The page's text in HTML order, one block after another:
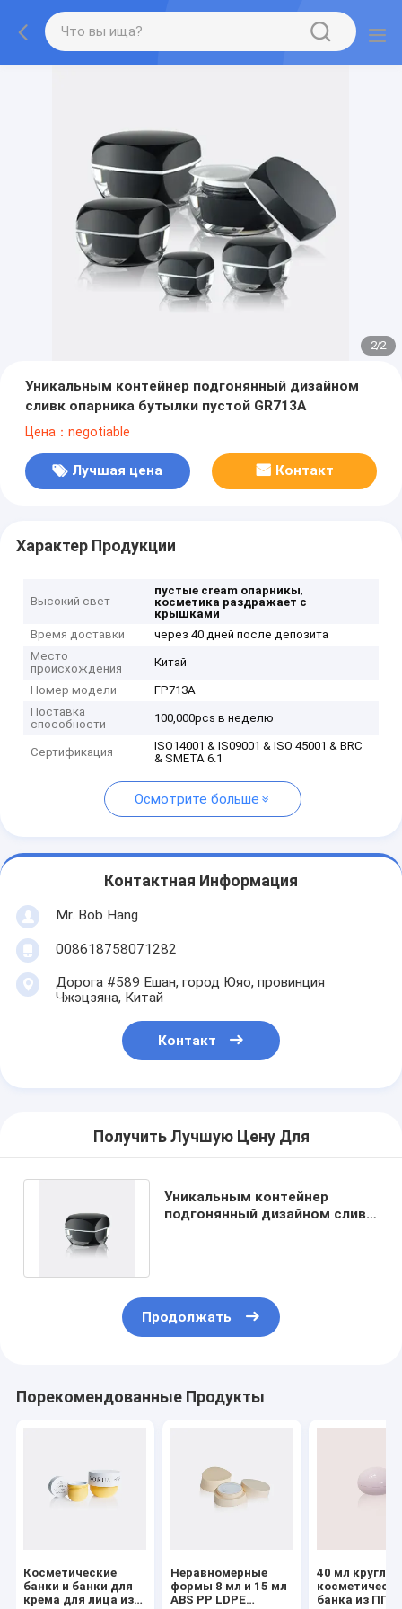
2/2
Уникальным контейнер подгонянный дизайном
сливк опарника бутылки пустой GR713A
Цена：negotiable
Лучшая цена Контакт
Характер Продукции
Высокий свет
пустые cream опарникы,
косметика раздражает с
крышками
Время доставки
через 40 дней после депозита
Место
происхождения
Китай
Номер модели
ГР713А
Поставка
способности
100,000pcs в неделю
Сертификация
ISO14001 & IS09001 & ISO 45001 & BRC
& SMETA 6.1
Осмотрите больше
Контактная Информация
Mr. Bob Hang
008618758071282
Дорога #589 Ешан, город Юяо, провинция
Чжэцзяна, Китай
Контакт
Получить Лучшую Цену Для
Уникальным контейнер
подгонянный дизайном сливк
Продолжать
Порекомендованные Продукты
Косметические
банки и банки для
крема для лица из
Неравномерные
формы 8 мл и 15 мл
ABS PP LDPE
40 мл круглая
банка из ПП/